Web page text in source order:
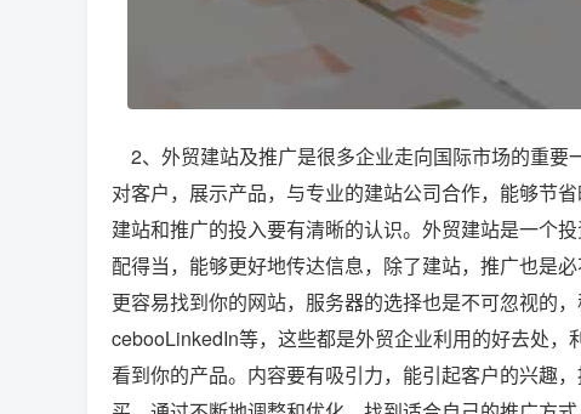
2、外贸建站及推广是很多企业走向国际市场的重
对客户，展示产品，与专业的建站公司合作，能够节
建站和推广的投入要有清晰的认识。外贸建站是一个
配得当，能够更好地传达信息，除了建站，推广也是
更容易找到你的网站，服务器的选择也是不可忽视的
cebooLinkedIn等，这些都是外贸企业利用的好去处
看到你的产品。内容要有吸引力，能引起客户的兴趣